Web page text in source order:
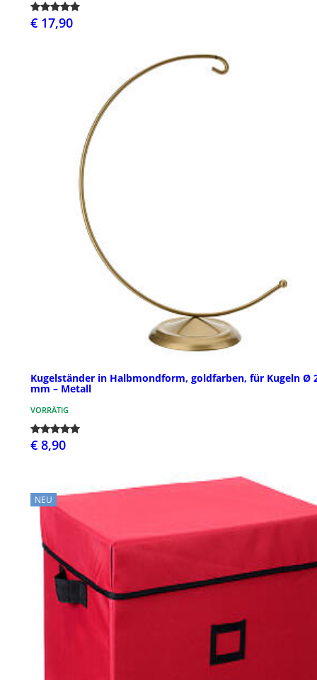
€ 17,90
Kugelständer in Halbmondform, goldfarben, für Kugeln Ø
mm – Metall
VORRÄTIG
€ 8,90
NEU